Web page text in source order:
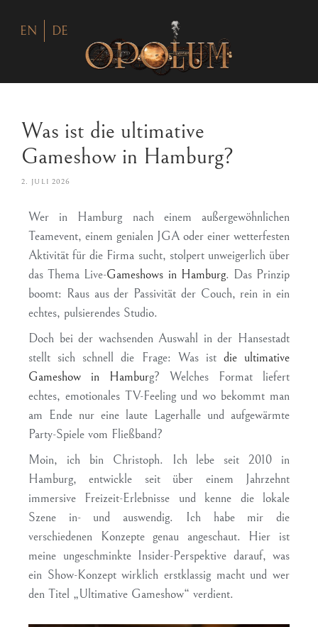
EN DE
Was ist die ultimative
Gameshow in Hamburg?
2. JULI 2026
Wer in Hamburg nach einem außergewöhnlichen
Teamevent, einem genialen JGA oder einer wetterfesten
Aktivität für die Firma sucht, stolpert unweigerlich über
das Thema Live-Gameshows in Hamburg. Das Prinzip
boomt: Raus aus der Passivität der Couch, rein in ein
echtes, pulsierendes Studio.
Doch bei der wachsenden Auswahl in der Hansestadt
stellt sich schnell die Frage: Was istdie ultimative
Gameshow in Hamburg? Welches Format liefert
echtes, emotionales TV-Feeling und wo bekommt man
am Ende nur eine laute Lagerhalle und aufgewärmte
Party-Spiele vom Fließband?
Moin, ich bin Christoph. Ich lebe seit 2010 in
Hamburg, entwickle seit über einem Jahrzehnt
immersive Freizeit-Erlebnisse und kenne die lokale
Szene in- und auswendig. Ich habe mir die
verschiedenen Konzepte genau angeschaut. Hier ist
meine ungeschminkte Insider-Perspektive darauf, was
ein Show-Konzept wirklich erstklassig macht und wer
den Titel „Ultimative Gameshow“ verdient.